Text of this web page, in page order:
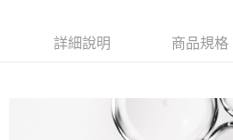
運送方式
每筆NT$80，滿NT$2,000(含以上)免運
詳細說明 商品規格